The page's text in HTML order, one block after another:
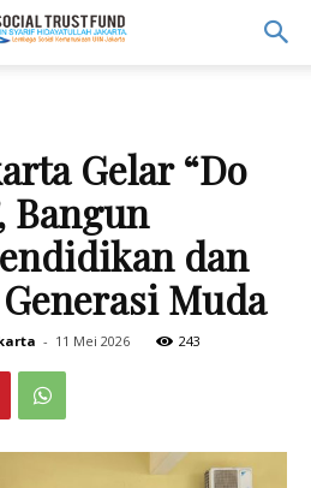
Gelar “Do
Bangun
dan
Muda
- 11 Mei 2026 243